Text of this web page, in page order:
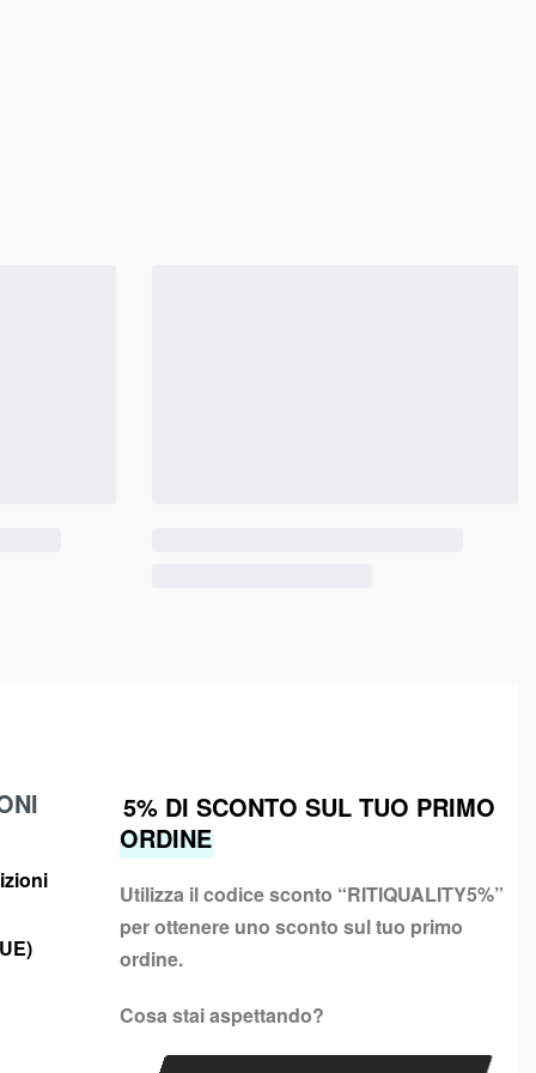
5% DI SCONTO SUL TUO PRIMO
ORDINE
Utilizza il codice sconto “RITIQUALITY5%”
per ottenere uno sconto sul tuo primo
ordine.
Cosa stai aspettando?